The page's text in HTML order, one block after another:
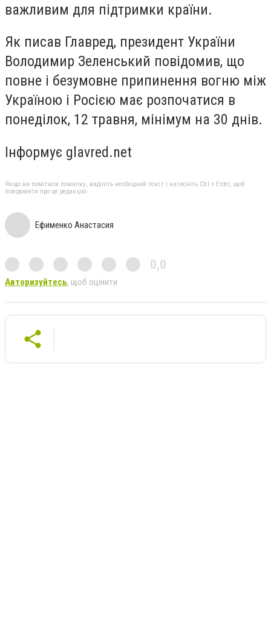
важливим для підтримки країни.
Як писав Главред, президент України
Володимир Зеленський повідомив, що
повне і безумовне припинення вогню між
Україною і Росією має розпочатися в
понеділок, 12 травня, мінімум на 30 днів.
Інформує glavred.net
Якщо ви помітили помилку, виділіть необхідний текст і натисніть Ctrl + Enter, щоб
повідомити про це редакцію
Ефименко Анастасия
0,0
Авторизуйтесь, щоб оцінити